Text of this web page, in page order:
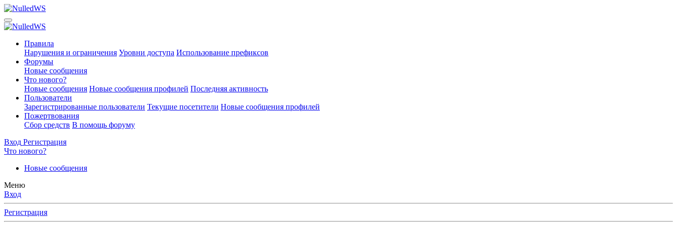
Правила
Нарушения и ограничения Уровни доступа Использование префиксов
Форумы
Новые сообщения
Что нового?
Новые сообщения Новые сообщения профилей Последняя активность
Пользователи
Зарегистрированные пользователи Текущие посетители Новые сообщения профилей
Пожертвования
Сбор средств В помощь форуму
Вход Регистрация
Что нового?
Новые сообщения
Меню
Вход
Регистрация